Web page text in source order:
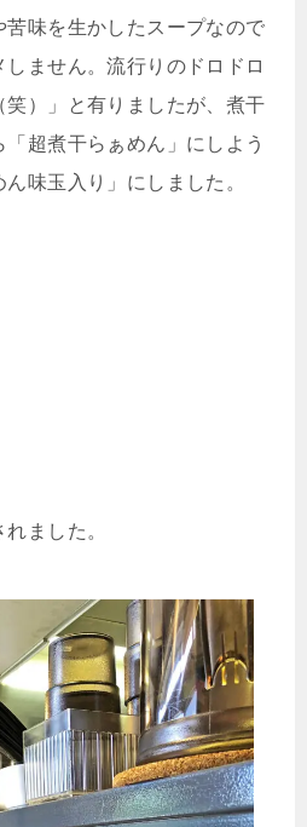
味を生かしたスープなので
ません。流行りのドロドロ
）」と有りましたが、煮干
超煮干らぁめん」にしよう
味玉入り」にしました。
ました。